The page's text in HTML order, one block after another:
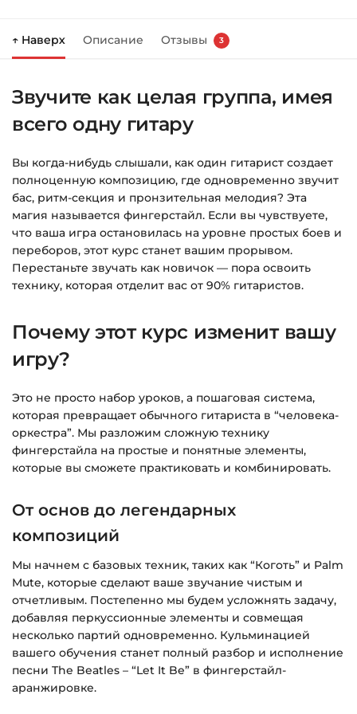
Справа появится корзина — нажмите
Заполните все поля (почта и пароль).
Оплатите удобным способом (более 8
После оплаты появится страница
благодарности с кнопкой«Перейти к
загрузкам». Нажмите её — и откроется
страница с курсами.
Дополнительно ссылка на курс придёт вам
на email.
времени.
справке >>>
Вопросы?Пишите на info@siluette.com.ua
чат на сайте.
↑ Наверх Описание Отзывы 3
Звучите как целая группа, имея
всего одну гитару
Вы когда-нибудь слышали, как один гитарист создает
полноценную композицию, где одновременно звучит
бас, ритм-секция и пронзительная мелодия? Эта
магия называется фингерстайл. Если вы чувствуете,
что ваша игра остановилась на уровне простых боев и
переборов, этот курс станет вашим прорывом.
Перестаньте звучать как новичок — пора освоить
технику, которая отделит вас от 90% гитаристов.
Почему этот курс изменит вашу
игру?
Это не просто набор уроков, а пошаговая система,
которая превращает обычного гитариста в “человека-
оркестра”. Мы разложим сложную технику
фингерстайла на простые и понятные элементы,
которые вы сможете практиковать и комбинировать.
От основ до легендарных
композиций
Мы начнем с базовых техник, таких как “Коготь” и Palm
Mute, которые сделают ваше звучание чистым и
отчетливым. Постепенно мы будем усложнять задачу,
добавляя перкуссионные элементы и совмещая
несколько партий одновременно. Кульминацией
вашего обучения станет полный разбор и исполнение
песни The Beatles – “Let It Be” в фингерстайл-
аранжировке.